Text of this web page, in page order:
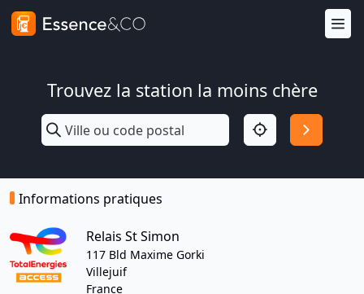
Trouvez la station la moins chère
Informations pratiques
Relais St Simon
117 Bld Maxime Gorki
Villejuif
France